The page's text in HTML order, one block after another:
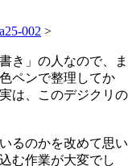
>
き」の人なので、ま
ペンで整理してか
は、このデジクリの
るのかを改めて思い
む作業が大変でし